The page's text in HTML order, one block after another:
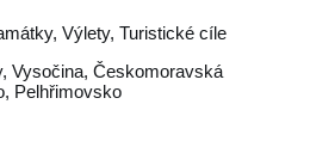
Výlety, Turistické cíle
, Vysočina, Českomoravská
, Pelhřimovsko